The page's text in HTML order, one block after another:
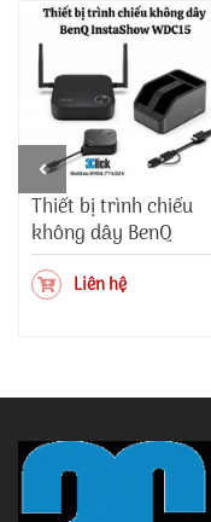
Thiết bị trình chiếu
không dây BenQ
InstaShow WDC15
Liên hệ